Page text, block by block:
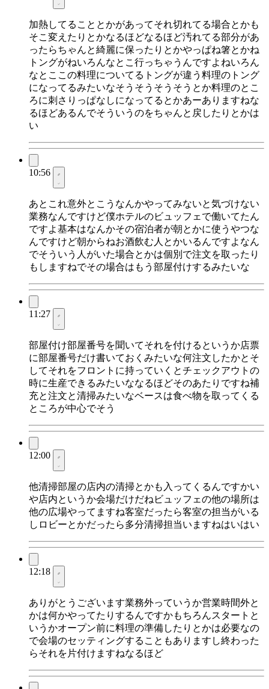
加熱してることとかがあってそれ切れてる場合とかも
そこ変えたりとかなるほどなるほど汚れてる部分があ
ったらちゃんと綺麗に保ったりとかやっぱね箸とかね
トングがねいろんなとこ行っちゃうんですよねいろん
なとここの料理についてるトングが違う料理のトング
になってるみたいなそうそうそうそうとか料理のとこ
ろに刺さりっぱなしになってるとかあーありますねな
るほどあるんでそういうのをちゃんと戻したりとかは
い
10:56
あとこれ意外とこうなんかやってみないと気づけない
業務なんですけど僕ホテルのビュッフェで働いてたん
ですよ基本はなんかその宿泊者が朝とかに使うやつな
んですけど朝からねお酒飲む人とかいるんですよなん
でそういう人がいた場合とかは個別で注文を取ったり
もしますねでその場合はもう部屋付けするみたいな
11:27
部屋付け部屋番号を聞いてそれを付けるというか店票
に部屋番号だけ書いておくみたいな何注文したかとそ
してそれをフロントに持っていくとチェックアウトの
時に生産できるみたいななるほどそのあたりですね補
充と注文と清掃みたいなベースは食べ物を取ってくる
ところが中心でそう
12:00
他清掃部屋の店内の清掃とかも入ってくるんですかい
や店内というか会場だけだねビュッフェの他の場所は
他の広場やってますね客室だったら客室の担当がいる
しロビーとかだったら多分清掃担当いますねはいはい
12:18
ありがとうございます業務外っていうか営業時間外と
かは何かやってたりするんですかもちろんスタートと
いうかオープン前に料理の準備したりとかは必要なの
で会場のセッティングすることもありますし終わった
らそれを片付けますねなるほど